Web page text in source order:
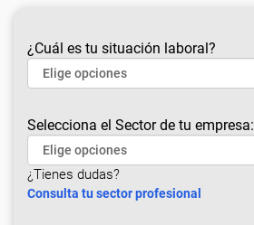
¿Cuál es tu situación laboral?
Selecciona el Sector de tu empresa:
¿Tienes dudas?
Consulta tu sector profesional